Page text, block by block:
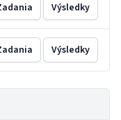
Výsledky
Výsledky